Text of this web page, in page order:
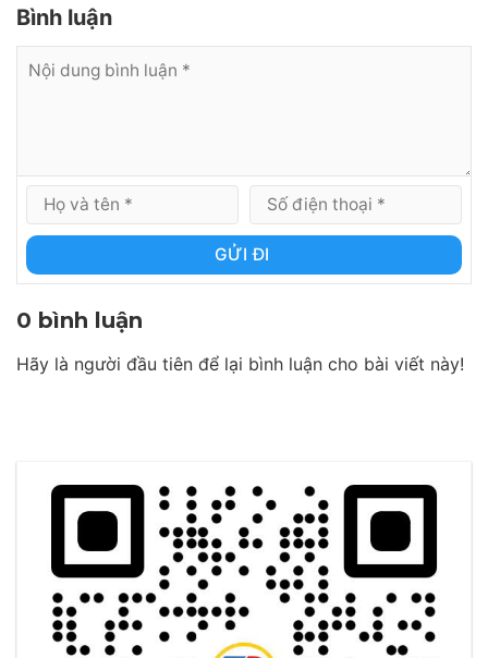
Bình luận
GỬI ĐI
0 bình luận
Hãy là người đầu tiên để lại bình luận cho bài viết này!